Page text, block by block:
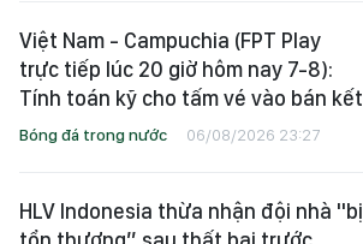
Việt Nam - Campuchia (FPT Play
trực tiếp lúc 20 giờ hôm nay 7-8):
Tính toán kỹ cho tấm vé vào bán kết
Bóng đá trong nước 06/08/2026 23:27
HLV Indonesia thừa nhận đội nhà "bị